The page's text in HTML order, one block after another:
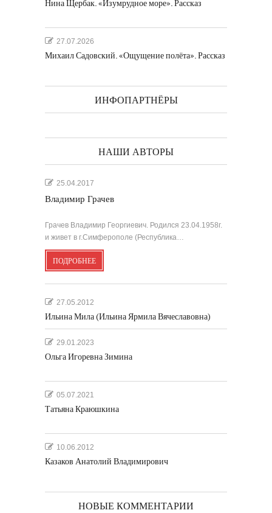
Нина Щербак. «Изумрудное море». Рассказ
27.07.2026
Михаил Садовский. «Ощущение полёта». Рассказ
ИНФОПАРТНЁРЫ
НАШИ АВТОРЫ
25.04.2017
Владимир Грачев
Грачев Владимир Георгиевич. Родился 23.04.1958г.
и живет в г.Симферополе (Республика…
ПОДРОБНЕЕ
27.05.2012
Ильина Мила (Ильина Ярмила Вячеславовна)
29.01.2023
Ольга Игоревна Зимина
05.07.2021
Татьяна Краюшкина
10.06.2012
Казаков Анатолий Владимирович
НОВЫЕ КОММЕНТАРИИ